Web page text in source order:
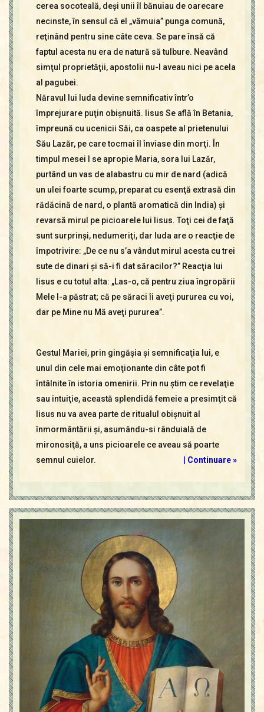
cerea socoteală, deşi unii îl bănuiau de oarecare
necinste, în sensul că el „vămuia” punga comună,
reţinând pentru sine câte ceva. Se pare însă că
faptul acesta nu era de natură să tulbure. Neavând
simţul proprietăţii, apostolii nu-l aveau nici pe acela
al pagubei.
Năravul lui Iuda devine semnificativ într’o
împrejurare puţin obişnuită. Iisus Se află în Betania,
împreună cu ucenicii Săi, ca oaspete al prietenului
Său Lazăr, pe care tocmai îl înviase din morţi. În
timpul mesei I se apropie Maria, sora lui Lazăr,
purtând un vas de alabastru cu mir de nard (adică
un ulei foarte scump, preparat cu esenţă extrasă din
rădăcină de nard, o plantă aromatică din India) şi
revarsă mirul pe picioarele lui Iisus. Toţi cei de faţă
sunt surprinşi, nedumeriţi, dar Iuda are o reacţie de
împotrivire: „De ce nu s’a vândut mirul acesta cu trei
sute de dinari şi să-i fi dat săracilor?” Reacţia lui
Iisus e cu totul alta: „Las-o, că pentru ziua îngropării
Mele l-a păstrat; că pe săraci îi aveţi pururea cu voi,
dar pe Mine nu Mă aveţi pururea”.
Gestul Mariei, prin gingăşia şi semnificaţia lui, e
unul din cele mai emoţionante din câte pot fi
întâlnite în istoria omenirii. Prin nu ştim ce revelaţie
sau intuiţie, această splendidă femeie a presimţit că
Iisus nu va avea parte de ritualul obişnuit al
înmormântării şi, asumându-si rânduială de
mironosiţă, a uns picioarele ce aveau să poarte
semnul cuielor.
| Continuare »